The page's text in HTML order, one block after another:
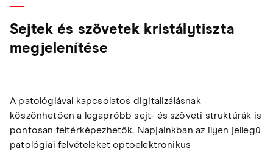
Sejtek és szövetek kristálytiszta
megjelenítése
A patológiával kapcsolatos digitalizálásnak
köszönhetően a legapróbb sejt- és szöveti struktúrák is
pontosan feltérképezhetők. Napjainkban az ilyen jellegű
patológiai felvételeket optoelektronikus